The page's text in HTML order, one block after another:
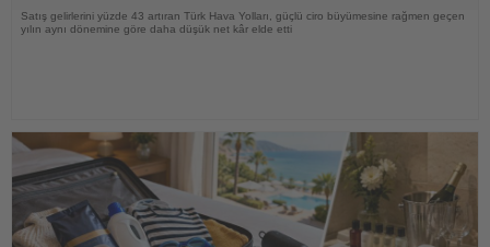
Satış gelirlerini yüzde 43 artıran Türk Hava Yolları, güçlü ciro büyümesine rağmen geçen
yılın aynı dönemine göre daha düşük net kâr elde etti